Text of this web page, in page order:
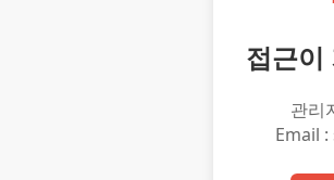
접근이
관리
Email